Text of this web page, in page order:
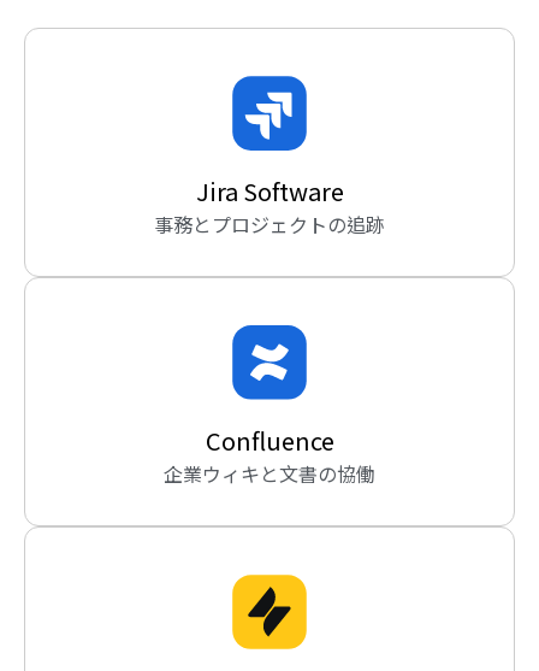
Jira Software
事務とプロジェクトの追跡
Confluence
企業ウィキと文書の協働